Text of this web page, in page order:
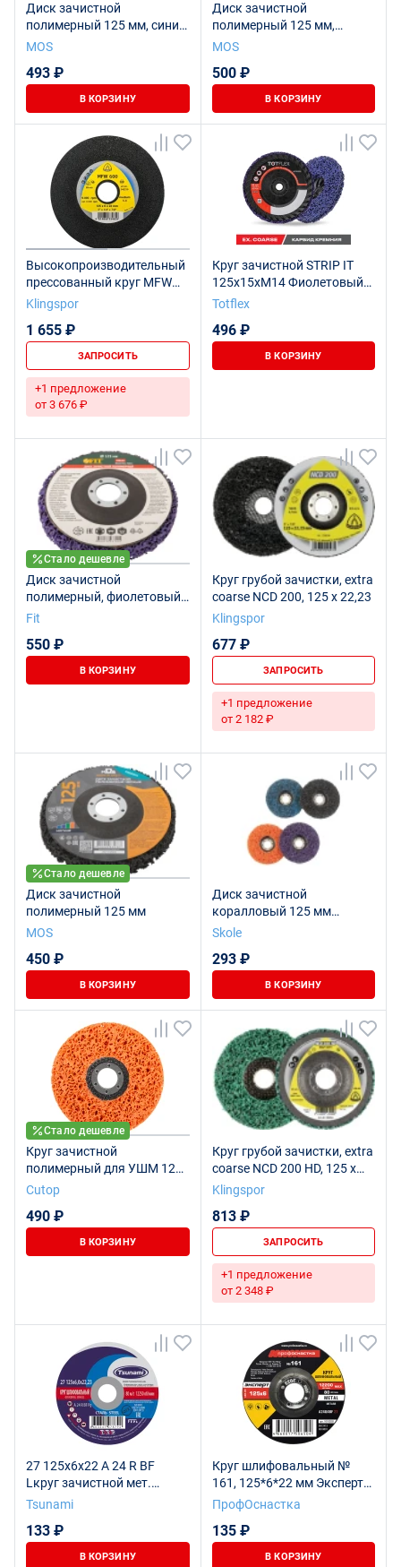
Диск зачистной
полимерный 125 мм, синий,
средней жесткости
MOS
493 ₽
В КОРЗИНУ
Диск зачистной
полимерный 125 мм,
фиолетовый, жесткий
MOS
500 ₽
В КОРЗИНУ
Высокопроизводительный
прессованный круг MFW
600, 125 x 6 x 22 medium
Klingspor
1 655 ₽
ЗАПРОСИТЬ
+1 предложение
от 3 676 ₽
Круг зачистной STRIP IT
125x15xM14 Фиолетовый
SiC (карбид- кремния)
Totflex
496 ₽
В КОРЗИНУ
Стало дешевле
Диск зачистной
полимерный, фиолетовый,
посадочный диаметр 22,2
Fit
550 ₽
В КОРЗИНУ
Круг грубой зачистки, extra
coarse NCD 200, 125 x 22,23
Klingspor
677 ₽
ЗАПРОСИТЬ
+1 предложение
от 2 182 ₽
Стало дешевле
Диск зачистной
полимерный 125 мм
MOS
450 ₽
В КОРЗИНУ
Диск зачистной
коралловый 125 мм
(оранжевый) SKOLE
Skole
293 ₽
В КОРЗИНУ
Стало дешевле
Круг зачистной
полимерный для УШМ 125
х 22,2 мм, Cutop Special,
Cutop
490 ₽
В КОРЗИНУ
Круг грубой зачистки, extra
coarse NCD 200 HD, 125 x
22,23
Klingspor
813 ₽
ЗАПРОСИТЬ
+1 предложение
от 2 348 ₽
27 125х6х22 A 24 R BF
Lкруг зачистной мет.
TSUNAMI
Tsunami
133 ₽
В КОРЗИНУ
Круг шлифовальный №
161, 125*6*22 мм Эксперт
тип 27 5/25/100
ПрофОснастка
135 ₽
В КОРЗИНУ